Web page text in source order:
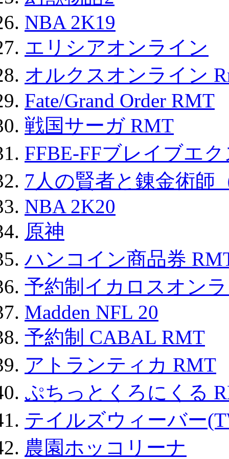
NBA 2K19
エリシアオンライン
オルクスオンライン
Fate/Grand Order RMT
戦国サーガ RMT
FFBE-FFブレイブエ
7人の賢者と錬金術師
NBA 2K20
原神
ハンコイン商品券
予約制イカロスオン
Madden NFL 20
予約制 CABAL RMT
アトランティカ RMT
ぷちっとくろにくる
テイルズウィーバー
農園ホッコリーナ